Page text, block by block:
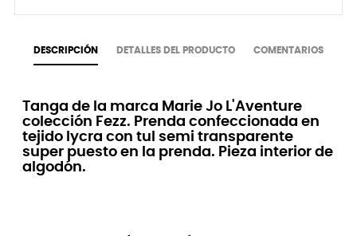
DESCRIPCIÓN DETALLES DEL PRODUCTO COMENTARIOS
Tanga de la marca Marie Jo L'Aventure
colección Fezz. Prenda confeccionada en
tejido lycra con tul semi transparente
super puesto en la prenda. Pieza interior de
algodón.